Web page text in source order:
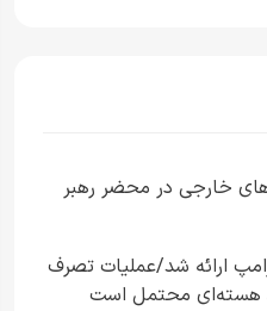
خارجی در محضر رهبر
ارائه شد/عملیات تصرف
هسته‌ای محتمل است